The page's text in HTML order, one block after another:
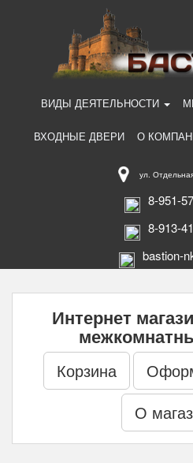
ВИДЫ ДЕЯТЕЛЬНОСТИ
ВХОДНЫЕ ДВЕРИ О
ул.
8-951-
8-913-
bastion-
Интернет
Корзина
О